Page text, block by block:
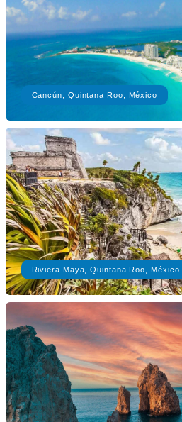
Cancún, Quintana Roo, México
Riviera Maya, Quintana Roo, México